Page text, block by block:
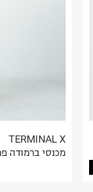
TERMINAL X
מכנסי ברמודה